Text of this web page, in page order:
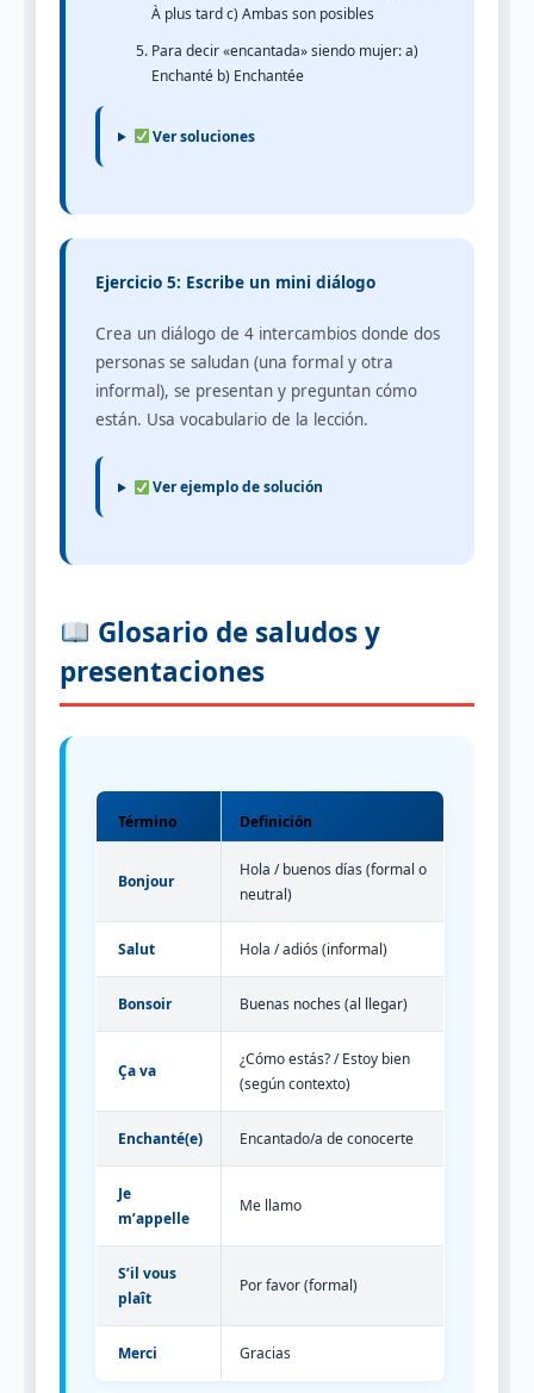
À plus tard c) Ambas son posibles
Para decir «encantada» siendo mujer: a)
Enchanté b) Enchantée
Ver soluciones
Ejercicio 5: Escribe un mini diálogo
Crea un diálogo de 4 intercambios donde dos
personas se saludan (una formal y otra
informal), se presentan y preguntan cómo
están. Usa vocabulario de la lección.
Ver ejemplo de solución
Glosario de saludos y
presentaciones
Término Definición
Bonjour
Hola / buenos días (formal o
neutral)
Salut Hola / adiós (informal)
Bonsoir Buenas noches (al llegar)
Ça va
¿Cómo estás? / Estoy bien
(según contexto)
Enchanté(e) Encantado/a de conocerte
Je
m’appelle
Me llamo
S’il vous
plaît
Por favor (formal)
Merci Gracias